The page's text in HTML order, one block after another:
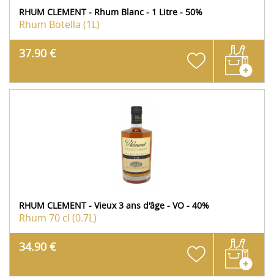
RHUM CLEMENT - Rhum Blanc - 1 Litre - 50%
Rhum Botella (1L)
37.90 €
RHUM CLEMENT - Vieux 3 ans d'âge - VO - 40%
Rhum 70 cl (0.7L)
34.90 €